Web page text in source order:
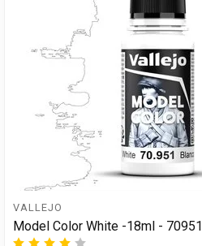
VALLEJO
Model Color White -18ml - 70951